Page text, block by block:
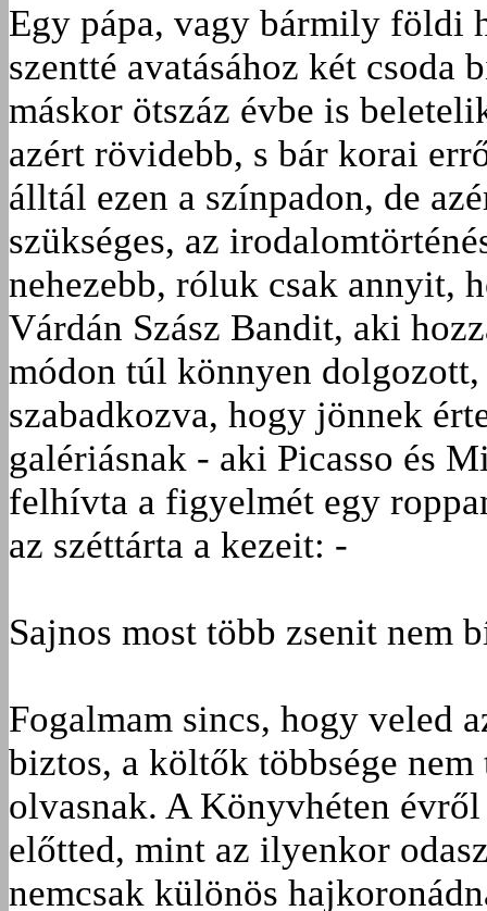
Egy pápa, vagy bármily földi
szentté avatásához két csoda
máskor ötszáz évbe is
azért rövidebb, s bár korai
álltál ezen a színpadon, de
szükséges, az
nehezebb, róluk csak annyit,
Várdán Szász Bandit, aki
módon túl könnyen
szabadkozva, hogy jönnek
galériásnak - aki Picasso és
felhívta a figyelmét egy
az széttárta a kezeit: -
Sajnos most több zsenit nem
Fogalmam sincs, hogy veled
biztos, a költők többsége
olvasnak. A Könyvhéten
előtted, mint az ilyenkor
nemcsak különös